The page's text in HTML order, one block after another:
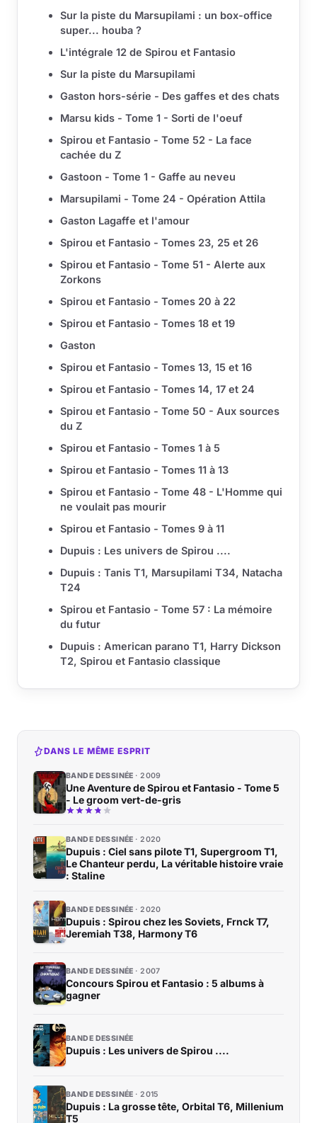
Sur la piste du Marsupilami : un box-office
super... houba ?
L'intégrale 12 de Spirou et Fantasio
Sur la piste du Marsupilami
Gaston hors-série - Des gaffes et des chats
Marsu kids - Tome 1 - Sorti de l'oeuf
Spirou et Fantasio - Tome 52 - La face
cachée du Z
Gastoon - Tome 1 - Gaffe au neveu
Marsupilami - Tome 24 - Opération Attila
Gaston Lagaffe et l'amour
Spirou et Fantasio - Tomes 23, 25 et 26
Spirou et Fantasio - Tome 51 - Alerte aux
Zorkons
Spirou et Fantasio - Tomes 20 à 22
Spirou et Fantasio - Tomes 18 et 19
Gaston
Spirou et Fantasio - Tomes 13, 15 et 16
Spirou et Fantasio - Tomes 14, 17 et 24
Spirou et Fantasio - Tome 50 - Aux sources
du Z
Spirou et Fantasio - Tomes 1 à 5
Spirou et Fantasio - Tomes 11 à 13
Spirou et Fantasio - Tome 48 - L'Homme qui
ne voulait pas mourir
Spirou et Fantasio - Tomes 9 à 11
Dupuis : Les univers de Spirou ....
Dupuis : Tanis T1, Marsupilami T34, Natacha
T24
Spirou et Fantasio - Tome 57 : La mémoire
du futur
Dupuis : American parano T1, Harry Dickson
T2, Spirou et Fantasio classique
DANS LE MÊME ESPRIT
BANDE DESSINÉE 2009
Une Aventure de Spirou et Fantasio - Tome 5
- Le groom vert-de-gris
BANDE DESSINÉE 2020
Dupuis : Ciel sans pilote T1, Supergroom T1,
Le Chanteur perdu, La véritable histoire vraie
: Staline
BANDE DESSINÉE 2020
Dupuis : Spirou chez les Soviets, Frnck T7,
Jeremiah T38, Harmony T6
BANDE DESSINÉE 2007
Concours Spirou et Fantasio : 5 albums à
gagner
BANDE DESSINÉE
Dupuis : Les univers de Spirou ....
BANDE DESSINÉE 2015
Dupuis : La grosse tête, Orbital T6, Millenium
T5